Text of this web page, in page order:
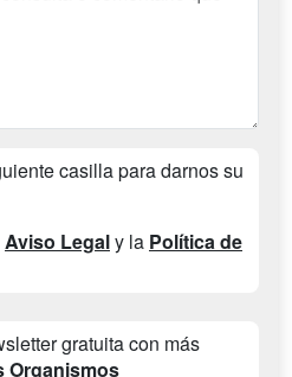
casilla para darnos su
Aviso Legaly la Política de
gratuita con más
Organismos